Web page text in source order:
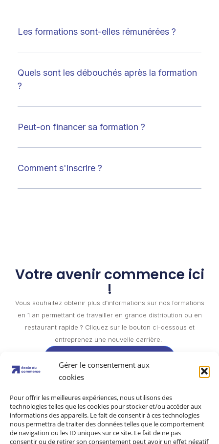
Gérer le consentement aux
cookies
Pour offrir les meilleures expériences, nous utilisons des
technologies telles que les cookies pour stocker et/ou accéder aux
informations des appareils. Le fait de consentir à ces technologies
nous permettra de traiter des données telles que le comportement
de navigation ou les ID uniques sur ce site. Le fait de ne pas
consentir ou de retirer son consentement peut avoir un effet négatif
Les formations sont-elles rémunérées ?
Quels sont les débouchés après la formation
?
Peut-on financer sa formation ?
Comment s'inscrire ?
Votre avenir commence ici
!
Vous souhaitez obtenir plus d’informations sur nos formations
en 1 an permettant de travailler en grande distribution ou en
restaurant rapide ? Cliquez sur le bouton ci-dessous et
entreprenez une nouvelle carrière.
Mentions légales Politique de confidentialité